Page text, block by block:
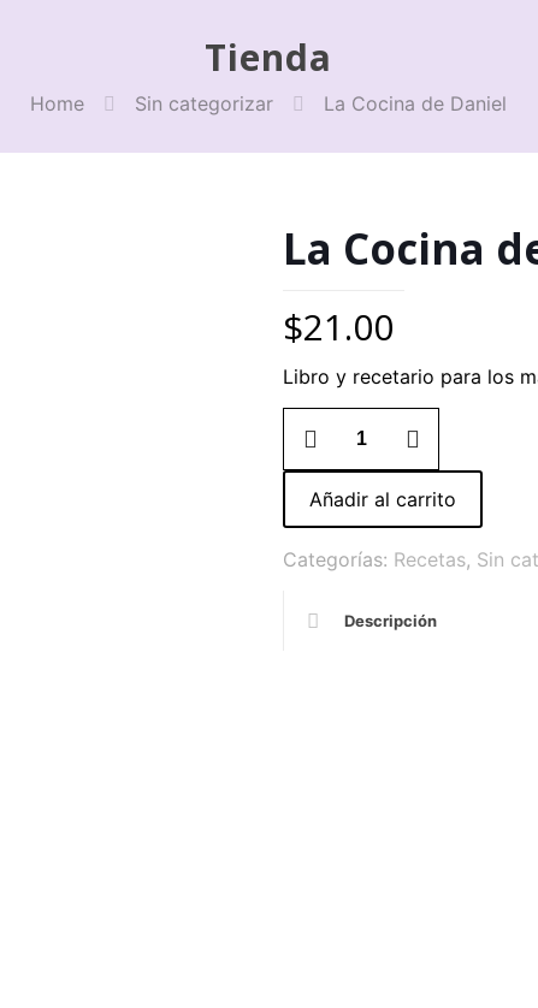
Tienda
Home Sin categorizar La Cocina de Daniel
La Cocina
$21.00
Libro y recetario para los
Cocina
de
Daniel
cantidad
Añadir al carrito
Categorías: Recetas, Sin
Descripción